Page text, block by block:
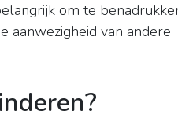
om te
aanwezigheid van andere